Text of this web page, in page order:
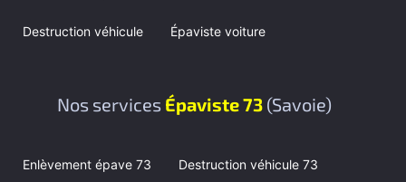
Destruction véhicule Épaviste voiture
Nos services Épaviste 73 (Savoie)
Enlèvement épave 73 Destruction véhicule 73